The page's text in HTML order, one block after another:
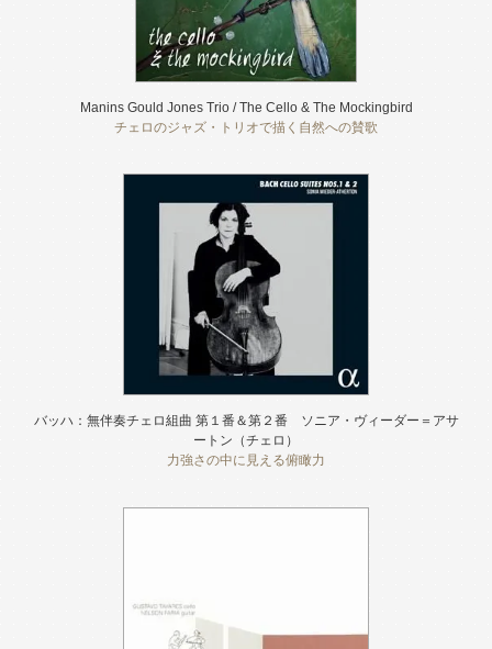
Manins Gould Jones Trio / The Cello & The Mockingbird
チェロのジャズ・トリオで描く自然への賛歌
バッハ：無伴奏チェロ組曲 第１番＆第２番 ソニア・ヴィーダー＝アサ
ートン（チェロ）
力強さの中に見える俯瞰力